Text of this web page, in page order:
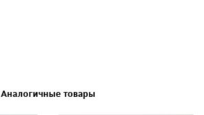
Аналогичные товары